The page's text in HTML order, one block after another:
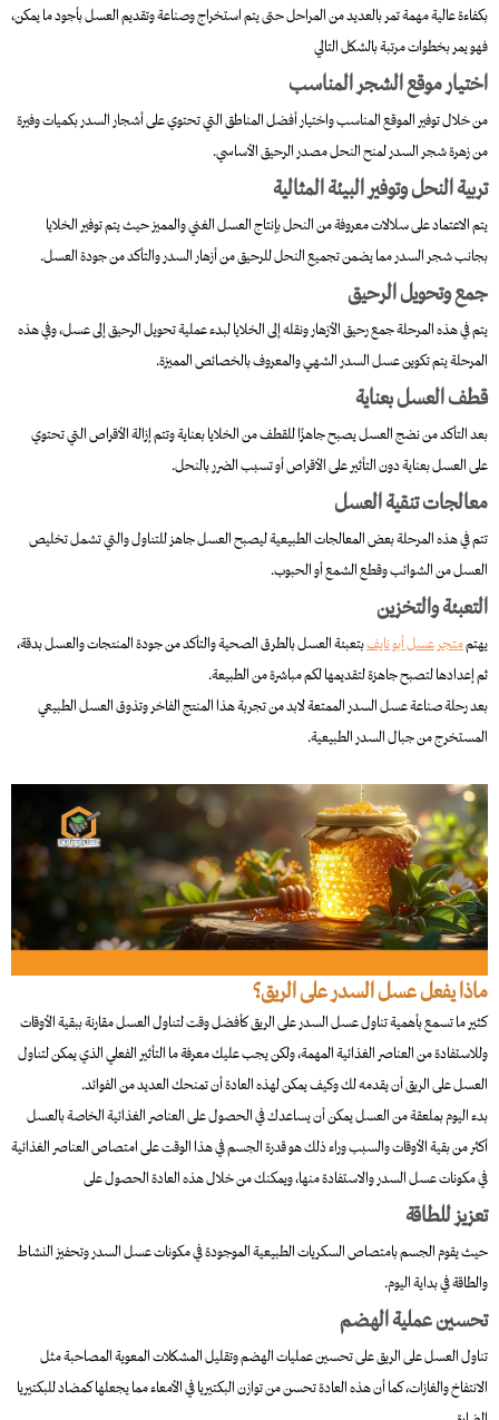
بكفاءة عالية مهمة تمر بالعديد من المراحل حتى يتم استخراج وصناعة وتقديم العسل بأجود ما يمكن،
فهو يمر بخطوات مرتبة بالشكل التالي
اختيار موقع الشجر المناسب
من خلال توفير الموقع المناسب واختيار أفضل المناطق التي تحتوي على أشجار السدر بكميات وفيرة
من زهرة شجر السدر لمنح النحل مصدر الرحيق الأساسي.
تربية النحل وتوفير البيئة المثالية
يتم الاعتماد على سلالات معروفة من النحل بإنتاج العسل الغني والمميز حيث يتم توفير الخلايا
بجانب شجر السدر مما يضمن تجميع النحل للرحيق من أزهار السدر والتأكد من جودة العسل.
جمع وتحويل الرحيق
يتم في هذه المرحلة جمع رحيق الأزهار ونقله إلى الخلايا لبدء عملية تحويل الرحيق إلى عسل، وفي هذه
المرحلة يتم تكوين عسل السدر الشهي والمعروف بالخصائص المميزة.
قطف العسل بعناية
بعد التأكد من نضج العسل يصبح جاهزًا للقطف من الخلايا بعناية وتتم إزالة الأقراص التي تحتوي
على العسل بعناية دون التأثير على الأقراص أو تسبب الضرر بالنحل.
معالجات تنقية العسل
تتم في هذه المرحلة بعض المعالجات الطبيعية ليصبح العسل جاهز للتناول والتي تشمل تخليص
العسل من الشوائب وقطع الشمع أو الحبوب.
التعبئة والتخزين
يهتممتجر عسل أبو نايفبتعبئة العسل بالطرق الصحية والتأكد من جودة المنتجات والعسل بدقة،
ثم إعدادها لتصبح جاهزة لتقديمها لكم مباشرة من الطبيعة.
بعد رحلة صناعة عسل السدر الممتعة لابد من تجربة هذا المنتج الفاخر وتذوق العسل الطبيعي
المستخرج من جبال السدر الطبيعية.
ماذا يفعل عسل السدر على الريق؟
كثير ما تسمع بأهمية تناول عسل السدر على الريق كأفضل وقت لتناول العسل مقارنة ببقية الأوقات
وللاستفادة من العناصر الغذائية المهمة، ولكن يجب عليك معرفة ما التأثير الفعلي الذي يمكن لتناول
العسل على الريق أن يقدمه لك وكيف يمكن لهذه العادة أن تمنحك العديد من الفوائد.
بدء اليوم بملعقة من العسل يمكن أن يساعدك في الحصول على العناصر الغذائية الخاصة بالعسل
أكثر من بقية الأوقات والسبب وراء ذلك هو قدرة الجسم في هذا الوقت على امتصاص العناصر الغذائية
في مكونات عسل السدر والاستفادة منها، ويمكنك من خلال هذه العادة الحصول على
تعزيز للطاقة
حيث يقوم الجسم بامتصاص السكريات الطبيعية الموجودة في مكونات عسل السدر وتحفيز النشاط
والطاقة في بداية اليوم.
تحسين عملية الهضم
تناول العسل على الريق على تحسين عمليات الهضم وتقليل المشكلات المعوية المصاحبة مثل
الانتفاخ والغازات، كما أن هذه العادة تحسن من توازن البكتيريا في الأمعاء مما يجعلها كمضاد للبكتيريا